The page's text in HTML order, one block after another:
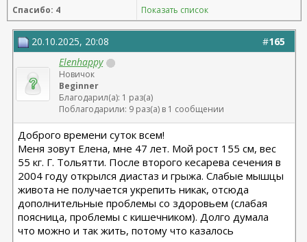
Спасибо: 4 Показать список
#165
20.10.2025, 20:08
Elenhappy
Новичок
Beginner
Благодарил(а): 1 раз(а)
Поблагодарили: 9 раз(а) в 1 сообщении
Доброго времени суток всем!
Меня зовут Елена, мне 47 лет. Мой рост 155 см, вес
55 кг. Г. Тольятти. После второго кесарева сечения в
2004 году открылся диастаз и грыжа. Слабые мышцы
живота не получается укрепить никак, отсюда
дополнительные проблемы со здоровьем (слабая
поясница, проблемы с кишечником). Долго думала
что можно и так жить, потому что казалось